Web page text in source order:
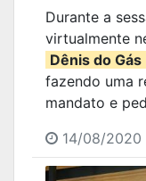
Durante a
virtualmente
Dênis do Gás
fazendo uma
mandato e
14/08/2020